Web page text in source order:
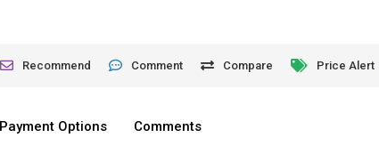
Recommend Comment Compare Price Alert
Payment Options Comments